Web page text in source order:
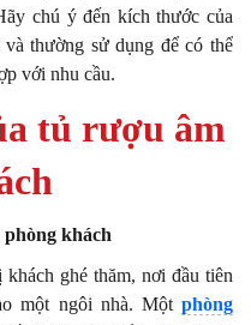
chú ý đến kích thước của
thường sử dụng để có thể
với nhu cầu.
tủ rượu âm
khách
ghé thăm, nơi đầu tiên
một ngôi nhà. Một phòng